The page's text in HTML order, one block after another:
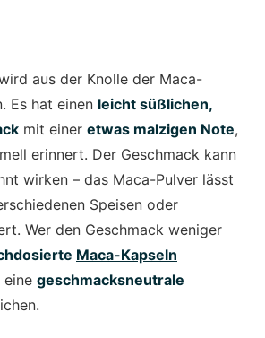
aus der Knolle der Maca-
Es hat einen leicht süßlichen,
mit einer etwas malzigen Note,
erinnert. Der Geschmack kann
wirken – das Maca-Pulver lässt
Speisen oder
Wer den Geschmack weniger
Maca-Kapseln
eine geschmacksneutrale